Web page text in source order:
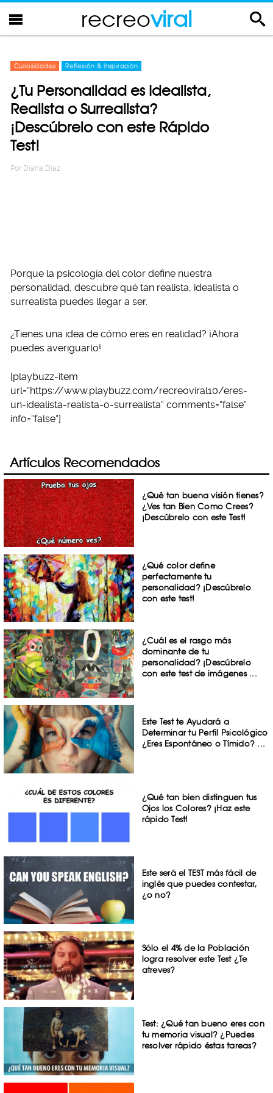
recreoviral
Curiosidades Reflexión & Inspiración
¿Tu Personalidad es Idealista,
Realista o Surrealista?
¡Descúbrelo con este Rápido
Test!
Por Diana Diaz
Porque la psicología del color define nuestra
personalidad, descubre qué tan realista, idealista o
surrealista puedes llegar a ser.
¿Tienes una idea de cómo eres en realidad? ¡Ahora
puedes averiguarlo!
[playbuzz-item
url=”https://www.playbuzz.com/recreoviral10/eres-
un-idealista-realista-o-surrealista” comments=”false”
info=”false”]
Artículos Recomendados
¿Qué tan buena visión tienes?
¿Ves tan Bien Como Crees?
¡Descúbrelo con este Test!
¿Qué color define
perfectamente tu
personalidad? ¡Descúbrelo
con este test!
¿Cuál es el rasgo más
dominante de tu
personalidad? ¡Descúbrelo
con este test de imágenes ...
Este Test te Ayudará a
Determinar tu Perfil Psicológico
¿Eres Espontáneo o Tímido? ...
¿Qué tan bien distinguen tus
Ojos los Colores? ¡Haz este
rápido Test!
Este será el TEST más fácil de
inglés que puedes contestar,
¿o no?
Sólo el 4% de la Población
logra resolver este Test ¿Te
atreves?
Test: ¿Qué tan bueno eres con
tu memoria visual? ¿Puedes
resolver rápido éstas tareas?